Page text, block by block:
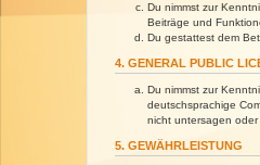
Du nimmst zur
Beiträge und
Du gestattest dem
4. GENERAL PUBLIC
Du nimmst zur
deutschsprachige
nicht untersagen oder
5. GEWÄHRLEISTUNG